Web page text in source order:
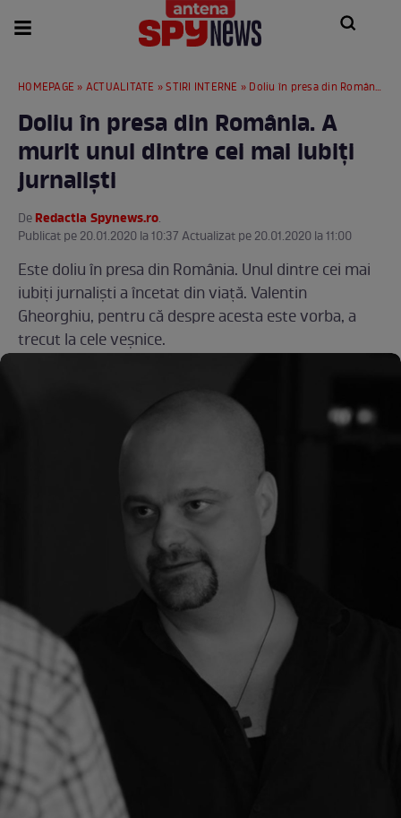
HOMEPAGE » ACTUALITATE »STIRI INTERNE » Doliu în presa din România. A murit unul dintre cei mai iubiţi jurnalişti
Doliu în presa din România. A
murit unul dintre cei mai iubiţi
jurnalişti
DeRedactia Spynews.ro.
Publicat pe 20.01.2020 la 10:37 Actualizat pe 20.01.2020 la 11:00
Este doliu în presa din România. Unul dintre cei mai
iubiţi jurnalişti a încetat din viaţă. Valentin
Gheorghiu, pentru că despre acesta este vorba, a
trecut la cele veşnice.